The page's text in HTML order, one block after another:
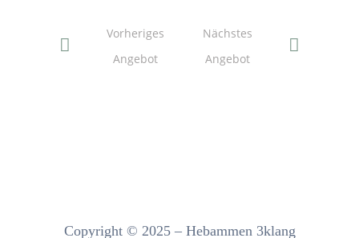
Vorheriges
Angebot
Nächstes
Angebot
Copyright © 2025 – Hebammen 3klang